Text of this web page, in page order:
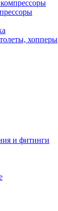
хопперы
и фитинги